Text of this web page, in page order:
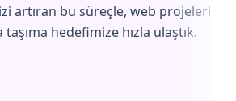
artıran bu süreçle, web
hedefimize hızla ulaştık.